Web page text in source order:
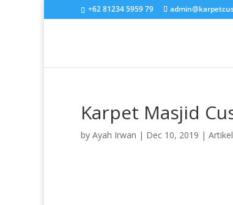
+62 81234 5959 79
Karpet Masjid
by Ayah Irwan | Dec 10, 2019 | Artikel